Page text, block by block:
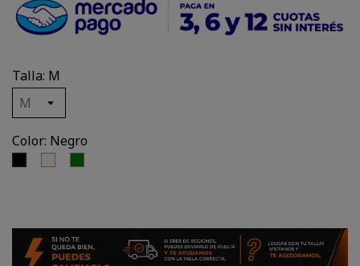
Talla: M
Color: Negro